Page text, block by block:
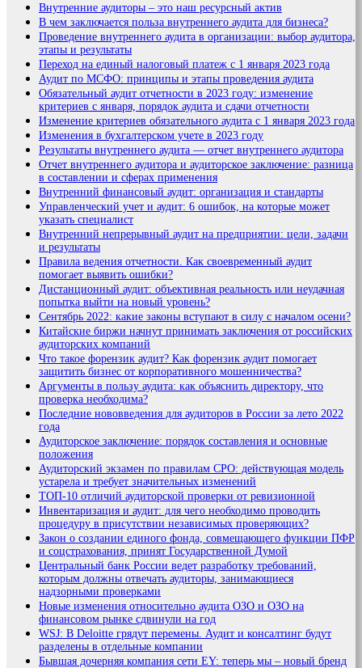
Внутренние аудиторы – это наш ресурсный актив
В чем заключается польза внутреннего аудита для бизнеса?
Проведение внутреннего аудита в организации: выбор аудитора,
этапы и результаты
Переход на единый налоговый платеж с 1 января 2023 года
Аудит по МСФО: принципы и этапы проведения аудита
Обязательный аудит отчетности в 2023 году: изменение
критериев с января, порядок аудита и сдачи отчетности
Изменение критериев обязательного аудита с 1 января 2023 года
Изменения в бухгалтерском учете в 2023 году
Результаты внутреннего аудита — отчет внутреннего аудитора
Отчет внутреннего аудитора и аудиторское заключение: разница
в составлении и сферах применения
Внутренний финансовый аудит: организация и стандарты
Управленческий учет и аудит: 6 ошибок, на которые может
указать специалист
Внутренний непрерывный аудит на предприятии: цели, задачи
и результаты
Правила ведения отчетности. Как своевременный аудит
помогает выявить ошибки?
Дистанционный аудит: объективная реальность или неудачная
попытка выйти на новый уровень?
Сентябрь 2022: какие законы вступают в силу с началом осени?
Китайские биржи начнут принимать заключения от российских
аудиторских компаний
Что такое форензик аудит? Как форензик аудит помогает
защитить бизнес от корпоративного мошенничества?
Аргументы в пользу аудита: как объяснить директору, что
проверка необходима?
Последние нововведения для аудиторов в России за лето 2022
года
Аудиторское заключение: порядок составления и основные
положения
Аудиторский экзамен по правилам СРО: действующая модель
устарела и требует значительных изменений
ТОП-10 отличий аудиторской проверки от ревизионной
Инвентаризация и аудит: для чего необходимо проводить
процедуру в присутствии независимых проверяющих?
Закон о создании единого фонда, совмещающего функции ПФР
и соцстрахования, принят Государственной Думой
Центральный банк России ведет разработку требований,
которым должны отвечать аудиторы, занимающиеся
надзорными проверками
Новые изменения относительно аудита ОЗО и ОЗО на
финансовом рынке сдвинули на год
WSJ: В Deloitte грядут перемены. Аудит и консалтинг будут
разделены в отдельные компании
Бывшая дочерняя компания сети EY: теперь мы – новый бренд